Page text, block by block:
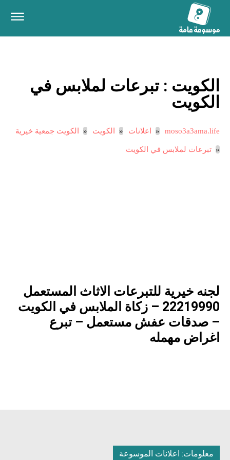
الكويت :تبرعات لملابس في
الكويت
moso3a3ama.life اعلانات الكويت الكويت جمعية خيرية
تبرعات لملابس في الكويت
لجنه خيرية للتبرعات الاثاث المستعمل
22219990 – زكاة الملابس في الكويت
– صدقات عفش مستعمل – تبرع
اغراض مهمله
معلومات: اعلانات الموسوعة